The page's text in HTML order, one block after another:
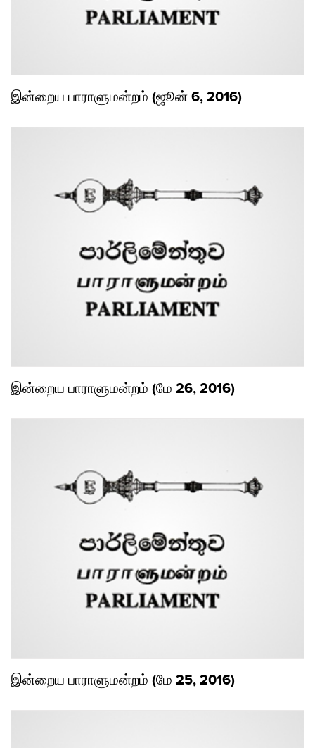
இன்றைய பாராளுமன்றம் (ஜூன் 6, 2016)
இன்றைய பாராளுமன்றம் (மே 26, 2016)
இன்றைய பாராளுமன்றம் (மே 25, 2016)